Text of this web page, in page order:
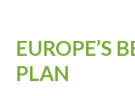
EUROPE’S
PLAN